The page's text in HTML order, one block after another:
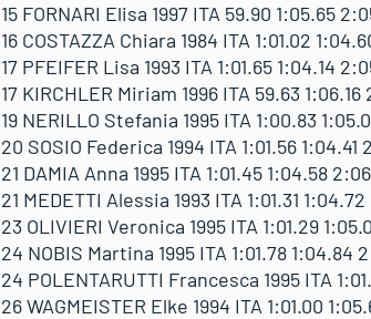
15 FORNARI Elisa 1997 ITA 59.90 1:05.65
16 COSTAZZA Chiara 1984 ITA 1:01.02
17 PFEIFER Lisa 1993 ITA 1:01.65 1:04.14
17 KIRCHLER Miriam 1996 ITA 59.63
19 NERILLO Stefania 1995 ITA 1:00.83
20 SOSIO Federica 1994 ITA 1:01.56 1:04.41
21 DAMIA Anna 1995 ITA 1:01.45 1:04.58
21 MEDETTI Alessia 1993 ITA 1:01.31
23 OLIVIERI Veronica 1995 ITA 1:01.29
24 NOBIS Martina 1995 ITA 1:01.78 1:04.84
24 POLENTARUTTI Francesca 1995 ITA
26 WAGMEISTER Elke 1994 ITA 1:01.00